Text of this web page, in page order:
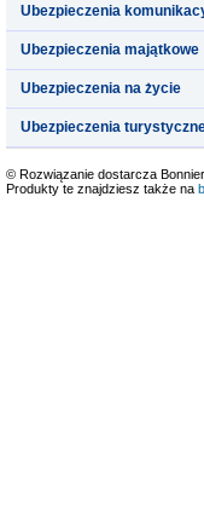
Ubezpieczenia
Ubezpieczenia majątkowe
Ubezpieczenia na życie
Ubezpieczenia
© Rozwiązanie dostarcza
Produkty te znajdziesz także na